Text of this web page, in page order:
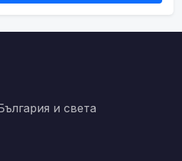
и света